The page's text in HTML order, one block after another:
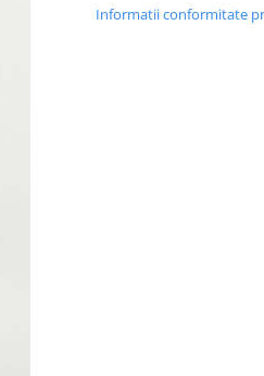
Informatii conformitate